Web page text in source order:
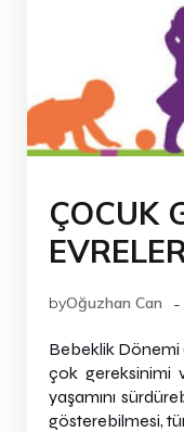
ÇOCUK
byOğuzhan Can -
Bebeklik Dönemi
çok gereksinimi
yaşamını
gösterebilmesi,